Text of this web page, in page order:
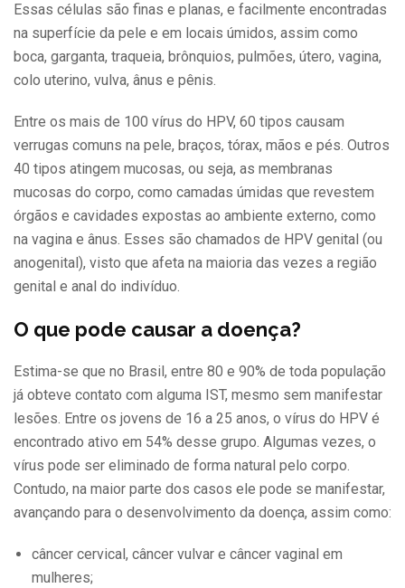
Essas células são finas e planas, e facilmente encontradas
na superfície da pele e em locais úmidos, assim como
boca, garganta, traqueia, brônquios, pulmões, útero, vagina,
colo uterino, vulva, ânus e pênis.
Entre os mais de 100 vírus do HPV, 60 tipos causam
verrugas comuns na pele, braços, tórax, mãos e pés. Outros
40 tipos atingem mucosas, ou seja, as membranas
mucosas do corpo, como camadas úmidas que revestem
órgãos e cavidades expostas ao ambiente externo, como
na vagina e ânus. Esses são chamados de HPV genital (ou
anogenital), visto que afeta na maioria das vezes a região
genital e anal do indivíduo.
O que pode causar a doença?
Estima-se que no Brasil, entre 80 e 90% de toda população
já obteve contato com alguma IST, mesmo sem manifestar
lesões. Entre os jovens de 16 a 25 anos, o vírus do HPV é
encontrado ativo em 54% desse grupo. Algumas vezes, o
vírus pode ser eliminado de forma natural pelo corpo.
Contudo, na maior parte dos casos ele pode se manifestar,
avançando para o desenvolvimento da doença, assim como:
câncer cervical, câncer vulvar e câncer vaginal em
mulheres;